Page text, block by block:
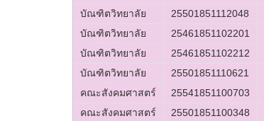
บัณฑิตวิทยาลัย
25501851112048
บัณฑิตวิทยาลัย
25461851102201
บัณฑิตวิทยาลัย
25461851102212
บัณฑิตวิทยาลัย
25501851110621
คณะสังคมศาสตร์
25541851100703
คณะสังคมศาสตร์
25501851100348